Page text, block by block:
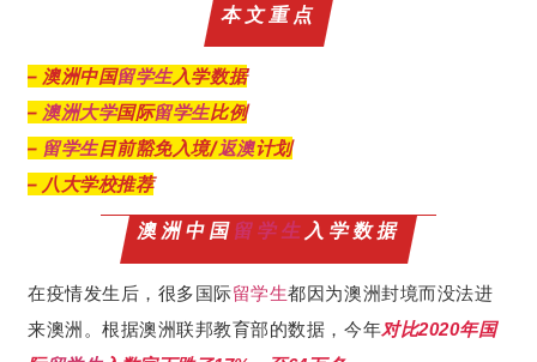
本文重点
– 澳洲中国留学生入学数据
– 澳洲大学国际留学生比例
– 留学生目前豁免入境/返澳计划
– 八大学校推荐
澳洲中国留学生入学数据
在疫情发生后，很多国际留学生都因为澳洲封境而没法进
来澳洲。根据澳洲联邦教育部的数据，今年对比2020年国